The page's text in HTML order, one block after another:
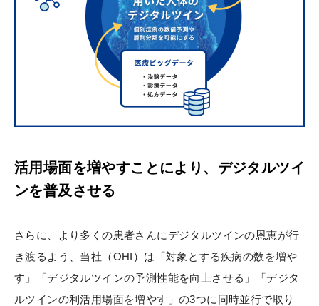
活用場面を増やすことにより、デジタルツイ
ンを普及させる
さらに、より多くの患者さんにデジタルツインの恩恵が行
き渡るよう、当社（OHI）は「対象とする疾病の数を増や
す」「デジタルツインの予測性能を向上させる」「デジタ
ルツインの利活用場面を増やす」の3つに同時並行で取り